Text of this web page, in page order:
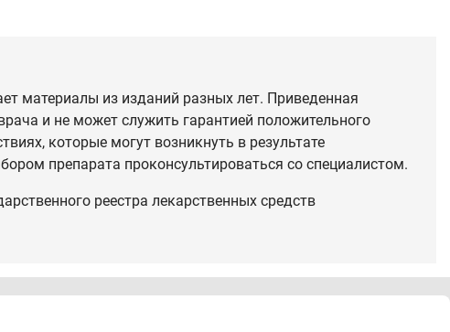
материалы из изданий разных лет. Приведенная
и не может служить гарантией положительного
которые могут возникнуть в результате
препарата проконсультироваться со специалистом.
реестра лекарственных средств